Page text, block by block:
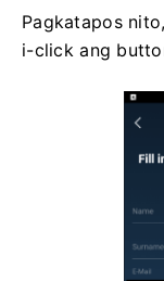
Pagkatapos
i-click ang